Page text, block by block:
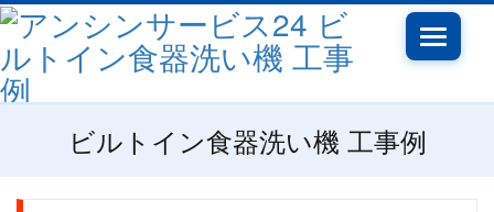
Toggle
navigation
ビルトイン食器洗い機 工事例